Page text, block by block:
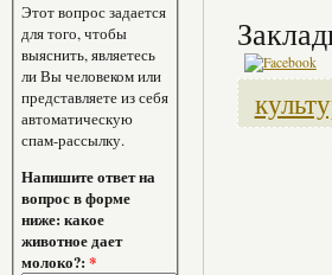
Этот вопрос задается
для того, чтобы
выяснить, являетесь
ли Вы человеком или
представляете из себя
автоматическую
спам-рассылку.
Напишите ответ на
вопрос в форме
ниже: какое
животное дает
молоко?:*